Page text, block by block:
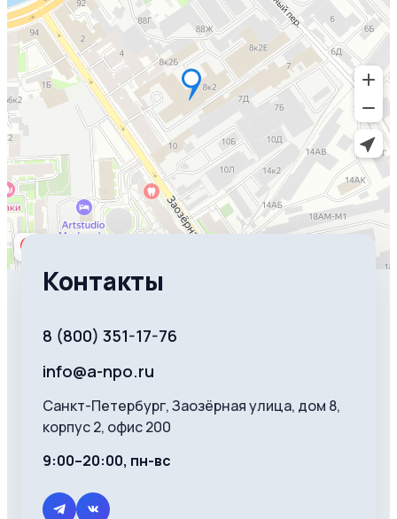
Контакты
8 (800) 351-17-76
info@a-npo.ru
Санкт-Петербург, Заозёрная улица, дом 8,
корпус 2, офис 200
9:00–20:00, пн-вс